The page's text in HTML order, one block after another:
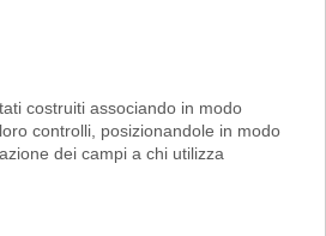
costruiti associando in modo
controlli, posizionandole in modo
dei campi a chi utilizza